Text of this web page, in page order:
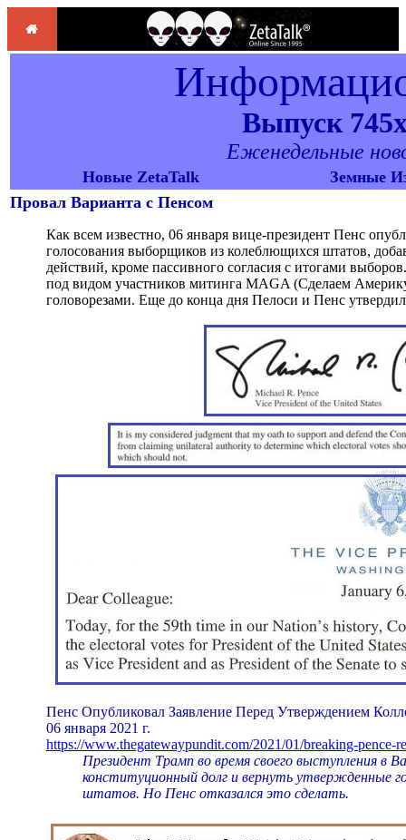
Выпуск
Еженедельные
Новые ZetaTalk
Земные
Провал Варианта с Пенсом
Как всем известно, 06 января вице-президент Пенс
голосования выборщиков из колеблющихся штатов,
действий, кроме пассивного согласия с итогами
под видом участников митинга MAGA (Сделаем
головорезами. Еще до конца дня Пелоси и Пенс
Пенс Опубликовал Заявление Перед Утверждением
06 января 2021 г.
https://www.thegatewaypundit.com/2021/01/breaking-pence-
Президент Трамп во время своего выступления в
конституционный долг и вернуть утвержденные
штатов. Но Пенс отказался это сделать.